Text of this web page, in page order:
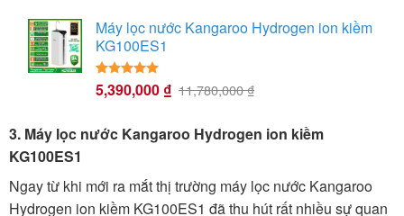
Máy lọc nước Kangaroo Hydrogen ion kiềm
KG100ES1
5.00trên 5
dựa trên
23
5,390,000 ₫ 11,780,000₫
3. Máy lọc nước Kangaroo Hydrogen ion kiềm
KG100ES1
Ngay từ khi mới ra mắt thị trường máy lọc nước Kangaroo
Hydrogen ion kiềm KG100ES1 đã thu hút rất nhiều sự quan